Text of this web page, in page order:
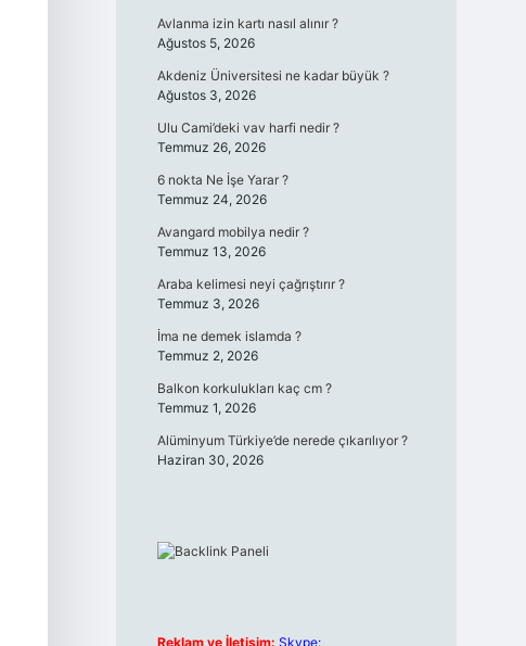
Avlanma izin kartı nasıl alınır ?
Ağustos 5, 2026
Akdeniz Üniversitesi ne kadar büyük ?
Ağustos 3, 2026
Ulu Cami’deki vav harfi nedir ?
Temmuz 26, 2026
6 nokta Ne İşe Yarar ?
Temmuz 24, 2026
Avangard mobilya nedir ?
Temmuz 13, 2026
Araba kelimesi neyi çağrıştırır ?
Temmuz 3, 2026
İma ne demek islamda ?
Temmuz 2, 2026
Balkon korkulukları kaç cm ?
Temmuz 1, 2026
Alüminyum Türkiye’de nerede çıkarılıyor ?
Haziran 30, 2026
Reklam ve İletişim: Skype: